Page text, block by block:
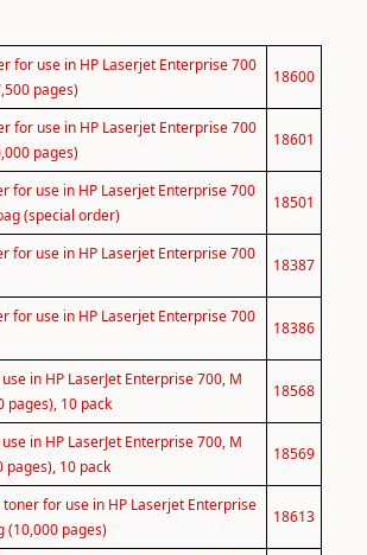
for use in HP Laserjet Enterprise 700
pages)
18600
for use in HP Laserjet Enterprise 700
pages)
18601
for use in HP Laserjet Enterprise 700
(special order)
18501
for use in HP Laserjet Enterprise 700
18387
for use in HP Laserjet Enterprise 700
18386
in HP LaserJet Enterprise 700, M
pages), 10 pack
18568
in HP LaserJet Enterprise 700, M
pages), 10 pack
18569
for use in HP Laserjet Enterprise
(10,000 pages)
18613